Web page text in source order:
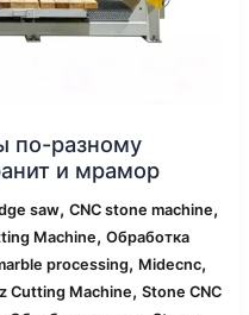
по-разному
и мрамор
saw,CNC stone machine,
Machine,Обработка
processing, Midecnc,
Cutting Machine,Stone CNC